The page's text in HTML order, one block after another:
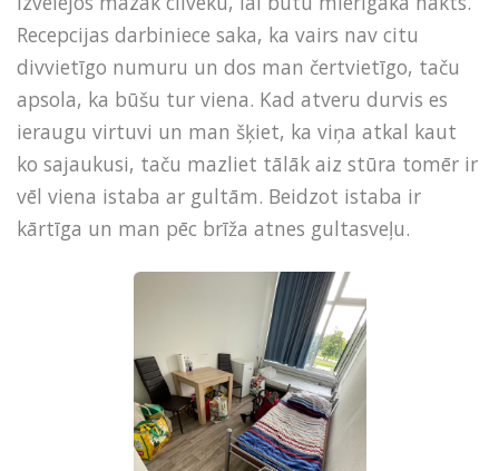
Recepcijas darbiniece saka, ka vairs nav citu
divvietīgo numuru un dos man čertvietīgo, taču
apsola, ka būšu tur viena. Kad atveru durvis es
ieraugu virtuvi un man šķiet, ka viņa atkal kaut
ko sajaukusi, taču mazliet tālāk aiz stūra tomēr ir
vēl viena istaba ar gultām. Beidzot istaba ir
kārtīga un man pēc brīža atnes gultasveļu.